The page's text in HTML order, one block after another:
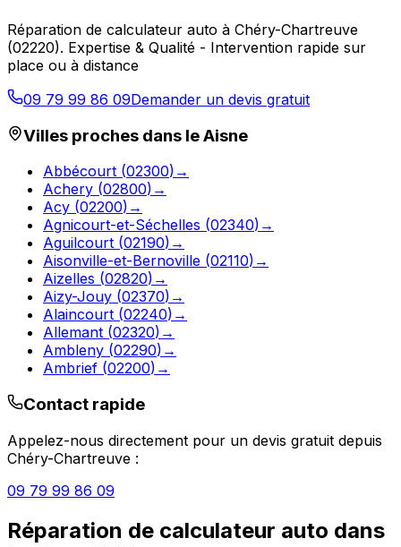
Réparation de calculateur auto à Chéry-Chartreuve
(02220). Expertise & Qualité - Intervention rapide sur
place ou à distance
09 79 99 86 09Demander un devis gratuit
Villes proches dans leAisne
Abbécourt (02300) →
Achery (02800) →
Acy (02200) →
Agnicourt-et-Séchelles (02340) →
Aguilcourt (02190) →
Aisonville-et-Bernoville (02110) →
Aizelles (02820) →
Aizy-Jouy (02370) →
Alaincourt (02240) →
Allemant (02320) →
Ambleny (02290) →
Ambrief (02200) →
Contact rapide
Appelez-nous directement pour un devis gratuit depuis
Chéry-Chartreuve :
09 79 99 86 09
Réparation de calculateur auto dans